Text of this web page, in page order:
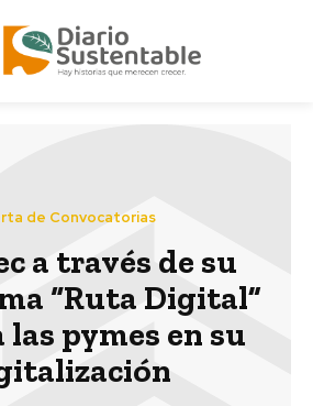
de Convocatorias
a través de su
“Ruta Digital”
las pymes en su